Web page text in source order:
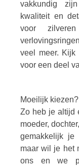
vakkundig
kwaliteit en
voor
veel meer.
voor een deel
Moeilijk
Zo heb je altijd
moeder,
gemakkelijk
maar wil je het
ons en we